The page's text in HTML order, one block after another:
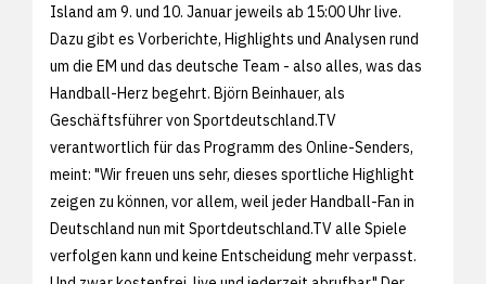
Island am 9. und 10. Januar jeweils ab 15:00 Uhr live.
Dazu gibt es Vorberichte, Highlights und Analysen rund
um die EM und das deutsche Team - also alles, was das
Handball-Herz begehrt. Björn Beinhauer, als
Geschäftsführer von Sportdeutschland.TV
verantwortlich für das Programm des Online-Senders,
meint: "Wir freuen uns sehr, dieses sportliche Highlight
zeigen zu können, vor allem, weil jeder Handball-Fan in
Deutschland nun mit Sportdeutschland.TV alle Spiele
verfolgen kann und keine Entscheidung mehr verpasst.